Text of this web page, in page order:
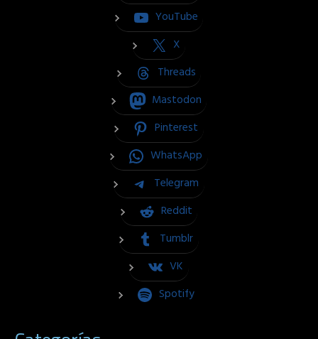
YouTube
X
Threads
Mastodon
Pinterest
WhatsApp
Telegram
Reddit
Tumblr
VK
Spotify